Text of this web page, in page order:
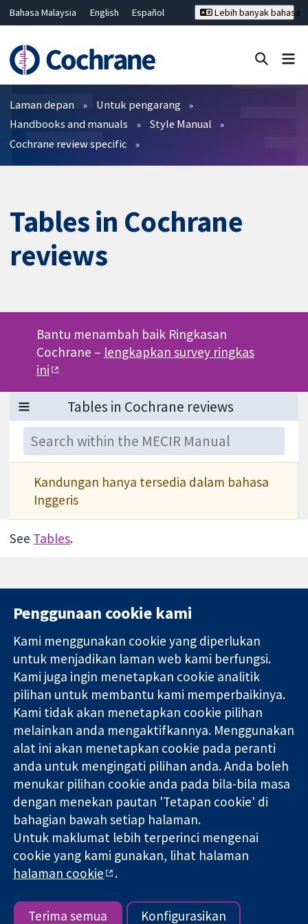
Bahasa Malaysia English
Español
Hrvatski
Deutsch ไทย
繁體中文
简体中文
Lebih banyak bahasa
Penapis
Laman depan
Untuk pengarang
Handbooks and manuals
Style Manual
Cochrane review specific
Tables in Cochrane
reviews
Bantu menambah baik Ringkasan
Cochrane – lengkapkan survey ringkas
ini
Kandungan hanya tersedia dalam bahasa
Inggeris
See Tables.
Bukti yang
dipercayai.
keputusan
termaklum
Kesihatan yang
lebih baik
11-13 Cavendish
Square
London
W1G 0AN
United Kingdom
Hubungi kita
Berita
Pejabat
akhbar
Perihal Kami
Pekerjaan
Cochrane
Library
Kolaborasi Cochrane ialah sebuah badan amal (no. 1045921) dan
sebuah syarikat terhad oleh jaminan (no. 03044323) yang
berdaftar di England & Wales. Nombor pendaftaran VAT GB 718
2127 49.
Hak Cipta © 2026 Kolabrasi Cochrane
Terma & Syarat Laman Web
|Penafian|Kerahsiaan
cookie|Tetapan cookie
Penggunaan cookie kami
Kami menggunakan cookie yang diperlukan
untuk menjadikan laman web kami berfungsi.
Kami juga ingin menetapkan cookie analitik
pilihan untuk membantu kami memperbaikinya.
Kami tidak akan menetapkan cookie pilihan
melainkan anda mengaktifkannya. Menggunakan
alat ini akan menetapkan cookie pada peranti
anda untuk mengingati pilihan anda. Anda boleh
menukar pilihan cookie anda pada bila-bila masa
dengan menekan pautan 'Tetapan cookie' di
bahagian bawah setiap halaman.
Untuk maklumat lebih terperinci mengenai
cookie yang kami gunakan, lihat halaman
halaman cookie
.
Terima semua Konfigurasikan